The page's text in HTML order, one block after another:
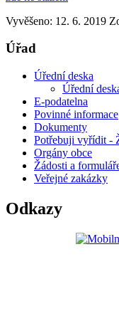
Vyvěšeno: 12. 6. 2019
Úřad
Úřední deska
Úřední
E-podatelna
Povinné informace
Dokumenty
Potřebuji vyřídit -
Orgány obce
Žádosti a
Veřejné zakázky
Odkazy